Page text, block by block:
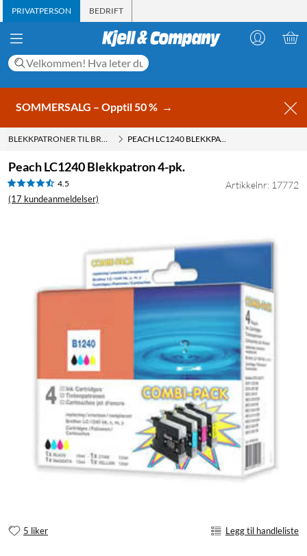
PRIVATPERSON BEDRIFT
SOMMERSALG – Opptil 50 % →
BLEKKPATRONER TIL BROTHER PEACH LC1240 BLEKKPATRON 4-PK.
Peach LC1240 Blekkpatron 4-pk.
4.5
(17 kundeanmeldelser)
Artikkelnr: 17772
5 liker Legg til handleliste